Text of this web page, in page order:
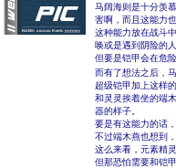
马阔海则是十分羡
害啊，而且这能力
这种能力放在战斗
唤或是遇到阴险的
但要是铠甲会在危
而有了想法之后，
超级铠甲加上这样
和灵灵挨着坐的端
器的样子。
要是有这能力的话
不过端木燕也想到
这么来看，元素精
但那恐怕需要和铠